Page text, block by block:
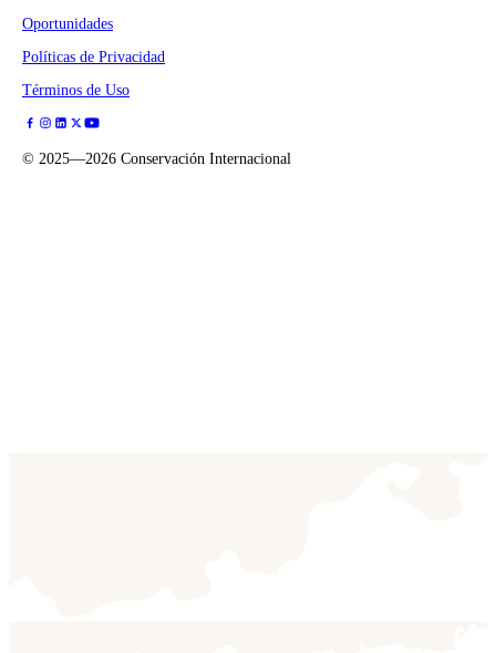
Oportunidades
Políticas de Privacidad
Términos de Uso
© 2025—2026 Conservación Internacional